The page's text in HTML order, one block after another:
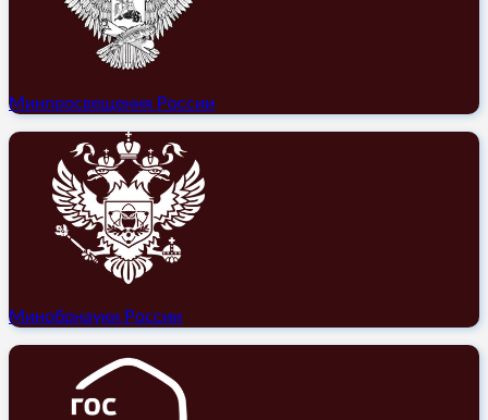
Минпросвещения России
Минобрнауки России